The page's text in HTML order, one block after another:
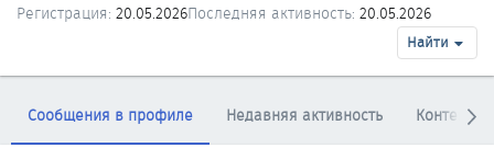
Регистрация 20.05.2026Последняя активность 20.05.2026
Найти
Сообщения в профиле Недавняя активность Контент